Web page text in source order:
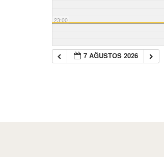
23:00
7 AĞUSTOS 2026